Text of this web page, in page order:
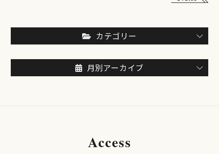
カテゴリー
月別アーカイブ
Access